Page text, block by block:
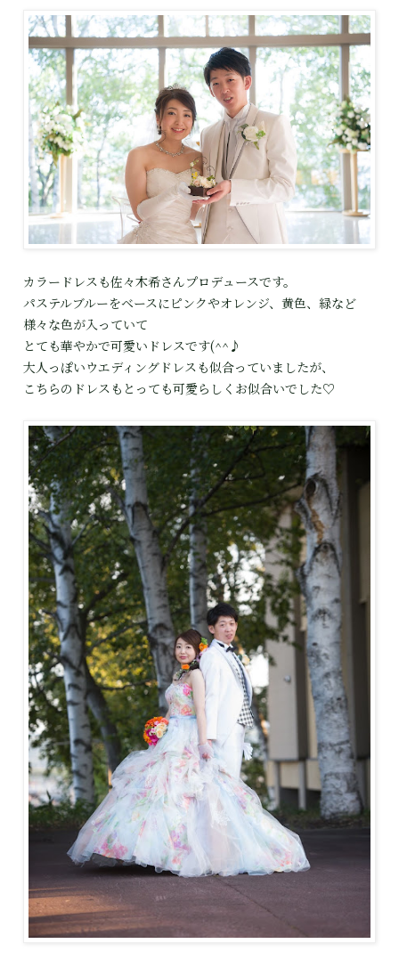
カラードレスも佐々木希さんプロデュースです。
パステルブルーをベースにピンクやオレンジ、黄色、緑など
様々な色が入っていて
とても華やかで可愛いドレスです(^^♪
大人っぽいウエディングドレスも似合っていましたが、
こちらのドレスもとっても可愛らしくお似合いでした♡